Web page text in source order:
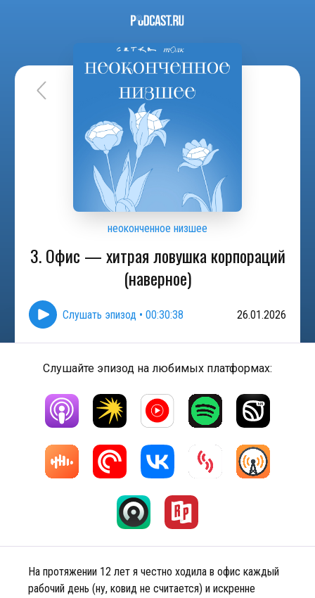
неоконченное низшее
3. Офис — хитрая ловушка корпораций
(наверное)
Слушать эпизод • 00:30:38 26.01.2026
Слушайте эпизод на любимых платформах:
На протяжении 12 лет я честно ходила в офис каждый
рабочий день (ну, ковид не считается) и искренне